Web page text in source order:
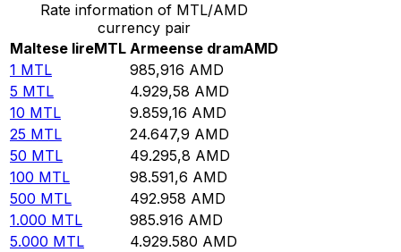
Rate information of MTL/AMD
currency pair
Maltese lireMTL Armeense dramAMD
1 MTL 985,916 AMD
5 MTL 4.929,58 AMD
10 MTL 9.859,16 AMD
25 MTL 24.647,9 AMD
50 MTL 49.295,8 AMD
100 MTL 98.591,6 AMD
500 MTL 492.958 AMD
1.000 MTL 985.916 AMD
5.000 MTL 4.929.580 AMD